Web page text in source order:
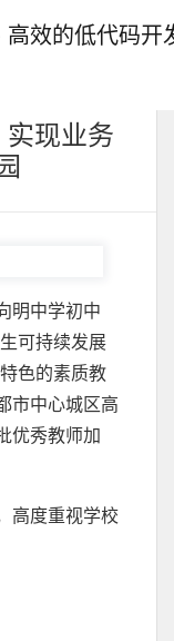
现业务
明中学初中
可持续发展
色的素质教
市中心城区高
优秀教师加
高度重视学校